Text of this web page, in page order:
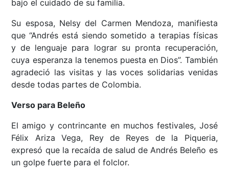
bajo el cuidado de su familia.
Su esposa, Nelsy del Carmen Mendoza, manifiesta
que “Andrés está siendo sometido a terapias físicas
y de lenguaje para lograr su pronta recuperación,
cuya esperanza la tenemos puesta en Dios”. También
agradeció las visitas y las voces solidarias venidas
desde todas partes de Colombia.
Verso para Beleño
El amigo y contrincante en muchos festivales, José
Félix Ariza Vega, Rey de Reyes de la Piqueria,
expresó que la recaída de salud de Andrés Beleño es
un golpe fuerte para el folclor.